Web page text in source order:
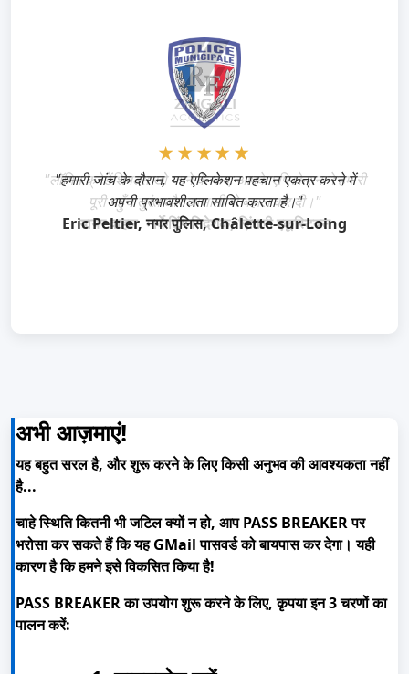
★★★★★
"लॉगिन क्रेडेंशियल्स खो जाने के बाद, आपके एप्लिकेशन ने हमारी
पूरी पहुँच तुरंत और आसानी से बहाल कर दी।"
यायर वाहल, मार्केटिंग निदेशक, ज़िंगली एकूस्टिक्स
अभी आज़माएं!
यह बहुत सरल है, और शुरू करने के लिए किसी अनुभव की आवश्यकता नहीं
है...
चाहे स्थिति कितनी भी जटिल क्यों न हो, आप PASS BREAKER पर
भरोसा कर सकते हैं कि यह GMail पासवर्ड को बायपास कर देगा। यही
कारण है कि हमने इसे विकसित किया है!
PASS BREAKER का उपयोग शुरू करने के लिए, कृपया इन 3 चरणों का
पालन करें: